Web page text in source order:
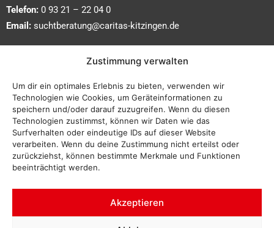
Zustimmung verwalten
Um dir ein optimales Erlebnis zu bieten, verwenden wir
Technologien wie Cookies, um Geräteinformationen zu
speichern und/oder darauf zuzugreifen. Wenn du diesen
Technologien zustimmst, können wir Daten wie das
Surfverhalten oder eindeutige IDs auf dieser Website
verarbeiten. Wenn du deine Zustimmung nicht erteilst oder
zurückziehst, können bestimmte Merkmale und Funktionen
beeinträchtigt werden.
Akzeptieren
Telefon: 0 93 21 – 22 04 0
Email: suchtberatung@caritas-kitzingen.de
Wir sind erreichbar:
bitte telefonisch oder persönlich
während der Bürozeiten vereinbaren:
Montag bis Donnerstag:
09:00 – 12:00 Uhr und
14:00 – 16:00 Uhr